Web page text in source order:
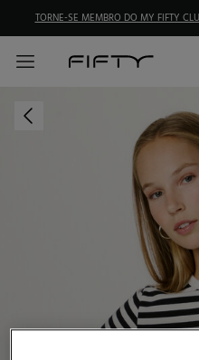
TORNE-SE MEMBRO DO MY FIFTY